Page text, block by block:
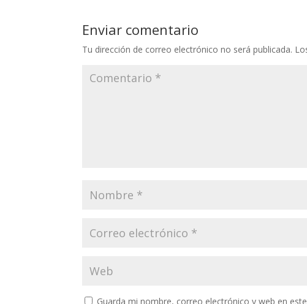
Enviar comentario
Tu dirección de correo electrónico no será publicada.
Guarda mi nombre, correo electrónico y web en